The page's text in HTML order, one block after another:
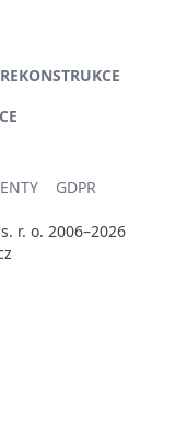
REKONSTRUKCE
GDPR
r. o. 2006–2026